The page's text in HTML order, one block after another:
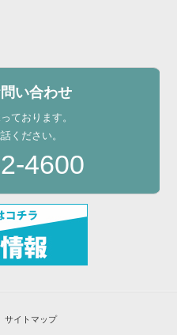
い合わせ
ております。
ください。
4600
サイトマップ